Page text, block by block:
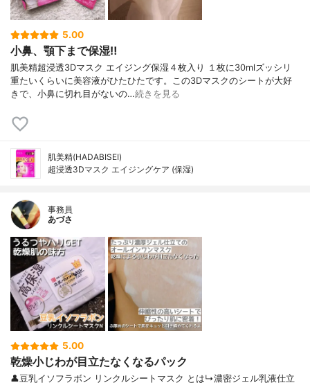
5.00
小鼻、顎下まで保湿‼︎
肌美精超浸透3Dマスク エイジング保湿４枚入り １枚に30mlズッシリ
重たいくらいに美容液がひたひたです。この3Dマスクのシートが大好
きで、小鼻に切れ目がないの…続きを見る
肌美精(HADABISEI)
超浸透3Dマスク エイジングケア (保湿)
事務員
あづさ
5.00
乾燥小じわが目立たなくなるパック
👤豆乳イソフラボン リンクルシートマスク とは↳濃密ジェル乳液仕立